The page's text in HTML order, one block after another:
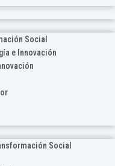
Social
e Innovación
Social